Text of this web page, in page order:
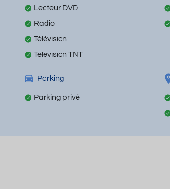
Lecteur DVD
Radio
Télévision
Télévision TNT
Parking
Parking privé